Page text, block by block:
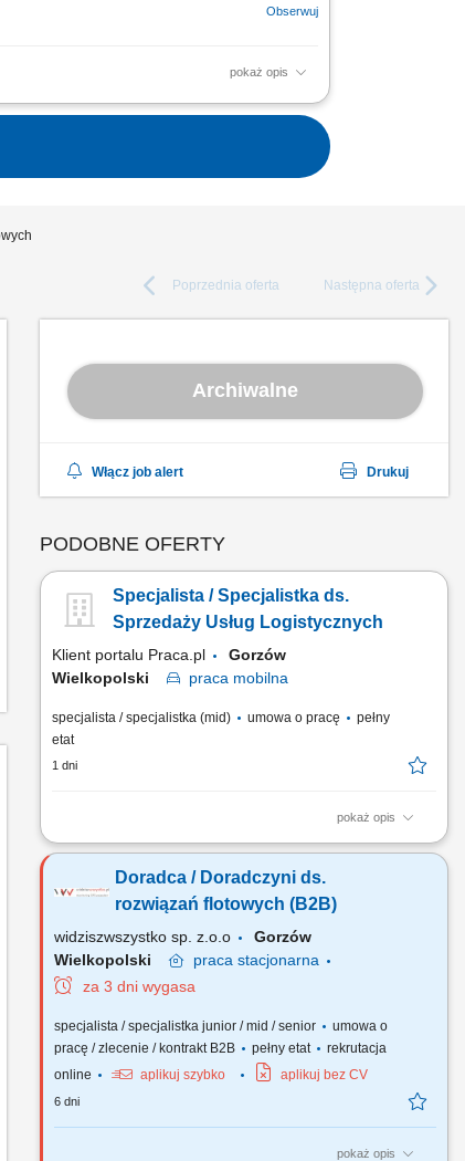
pokaż opis
z firmami oraz budowanie
Poprzednia oferta Następna oferta
Archiwalne
Włącz job alert Drukuj
PODOBNE OFERTY
Specjalista / Specjalistka ds.
Sprzedaży Usług Logistycznych
Klient portalu Praca.pl
Gorzów
Wielkopolski
praca mobilna
specjalista / specjalistka (mid) umowa o pracę
pełny
etat
1 dni
pokaż opis
Budowanie i rozwijanie długofalowych relacji z klientami
ofert handlowych. Prowadzenie spotkań, prezentacji i
negocjacji handlowych. Realizacja planów sprzedażowych
rynku i...
Doradca / Doradczyni ds.
rozwiązań flotowych (B2B)
widziszwszystko sp. z.o.o
Gorzów
Wielkopolski
praca stacjonarna
za 3 dni wygasa
specjalista / specjalistka junior / mid / senior
umowa o
pracę / zlecenie / kontrakt B2B
pełny etat
rekrutacja
online
aplikuj szybko aplikuj bez CV
6 dni
pokaż opis